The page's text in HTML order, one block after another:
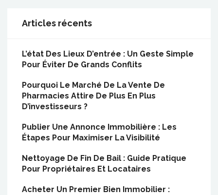
Articles récents
L’état Des Lieux D’entrée : Un Geste Simple
Pour Éviter De Grands Conflits
Pourquoi Le Marché De La Vente De
Pharmacies Attire De Plus En Plus
D’investisseurs ?
Publier Une Annonce Immobilière : Les
Étapes Pour Maximiser La Visibilité
Nettoyage De Fin De Bail : Guide Pratique
Pour Propriétaires Et Locataires
Acheter Un Premier Bien Immobilier :